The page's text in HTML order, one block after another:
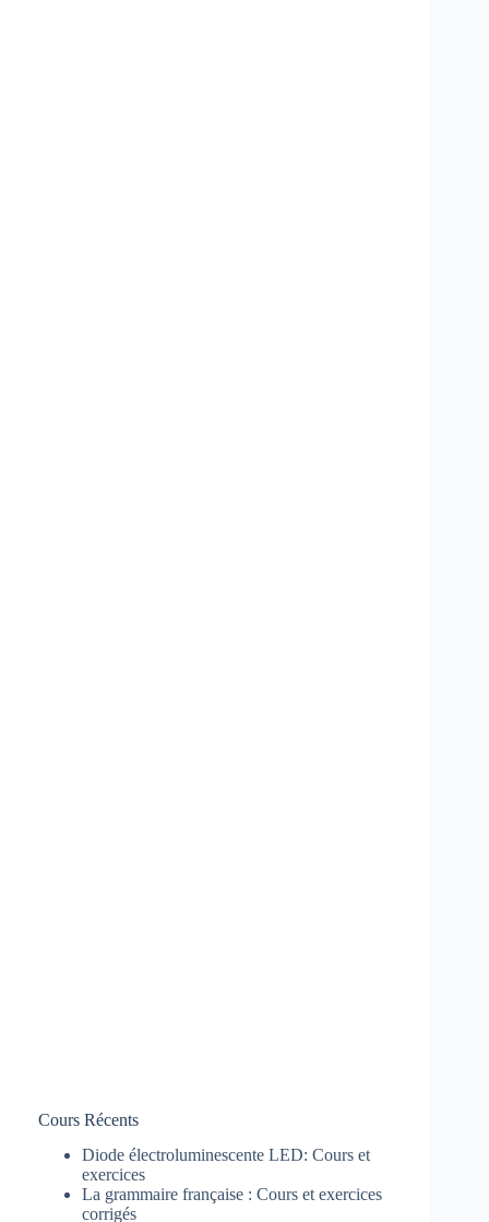
Cours Récents
Diode électroluminescente LED: Cours et
exercices
La grammaire française : Cours et exercices
corrigés